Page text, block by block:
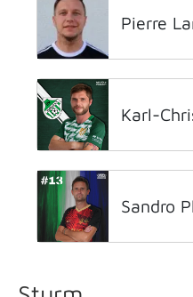
Pierre
Karl-
Sandro